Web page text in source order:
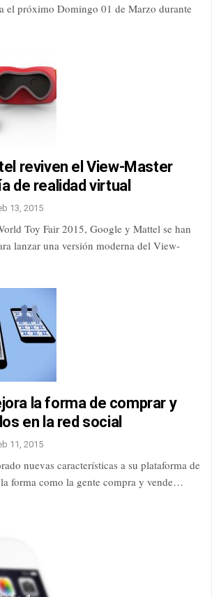
el próximo Domingo 01 de Marzo durante
reviven el View-Master
de realidad virtual
13, 2015
Toy Fair 2015, Google y Mattel se han
lanzar una versión moderna del View-
la forma de comprar y
en la red social
11, 2015
nuevas características a su plataforma de
forma como la gente compra y vende…